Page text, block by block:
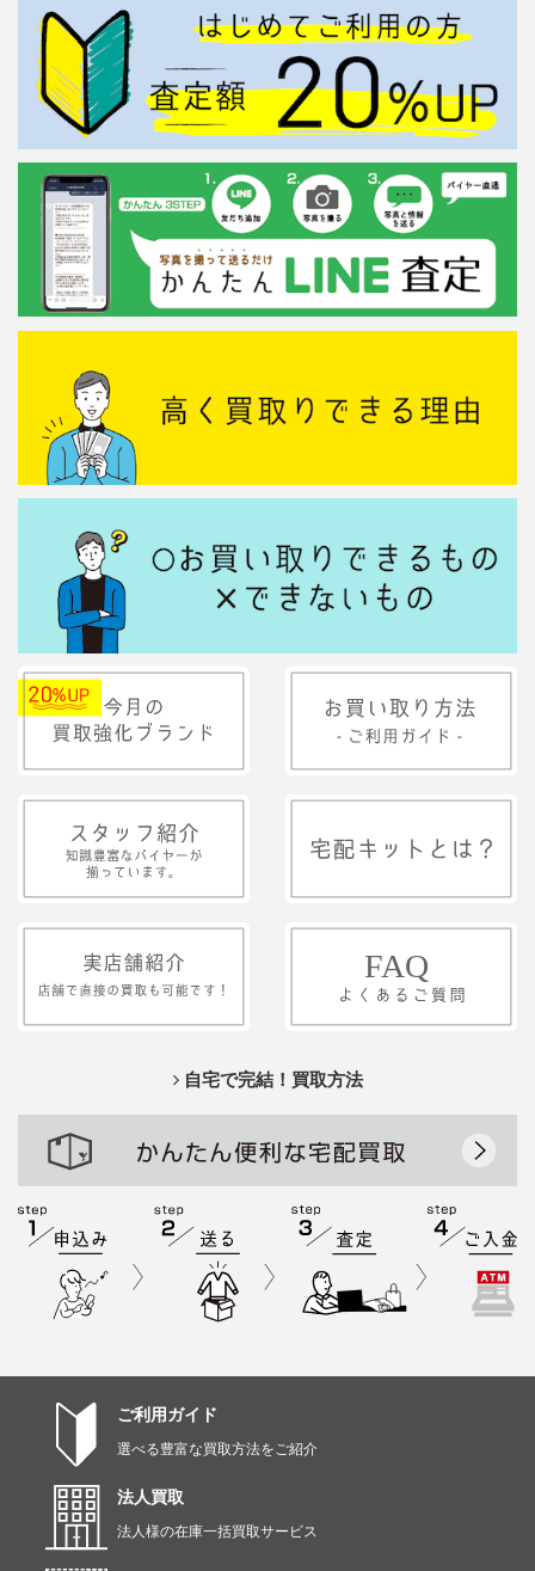
自宅で完結！買取方法
ご利用ガイド
選べる豊富な買取方法をご紹介
法人買取
法人様の在庫一括買取サービス